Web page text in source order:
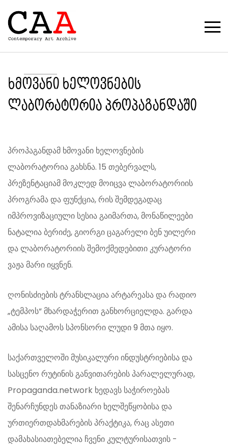
ხმოვანი ხელოვნების
ლაბორატორია პროპაგანდაში
პროპაგანდამ ხმოვანი ხელოვნების
ლაბორატორია გახსნა. 15 თებერვალს,
პრეზენტაციამ მოკლედ მოიცვა ლაბორატორიის
პროგრამა და ფუნქცია, რის შემდეგადაც
იმპროვიზაციული სესია გაიმართა, მონაწილეები
ნატალია ბერიძე, გიორგი ცაგარელი ბენ უილერი
და ლაბორატორიის შემოქმედებითი კურატორი
ვაჟა მარი იყვნენ.
ღონისძიების ტრანსლაცია არტარეასა და რადიო
„ტემპოს“ მხარდაჭერით განხორციელდა. გარდა
ამისა საღამოს სპონსორი ლუდი 9 მთა იყო.
საქართველოში მუსიკალური ინდუსტრიებისა და
სასცენო რუტინის განვითარების პარალელურად,
Propaganda.network ხედავს საჭიროებას
შენარჩუნდეს თანაზიარი ხელშეწყობისა და
ურთიერთდახმარების პრაქტიკა, რაც ასეთი
დამახასიათებელია ჩვენი კულტურისათვის -